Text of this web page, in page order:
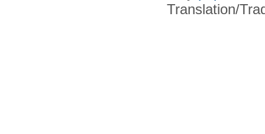
Translation/